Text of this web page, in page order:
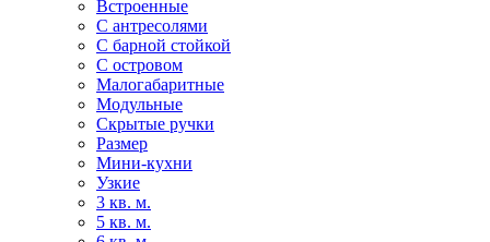
Встроенные
С антресолями
С барной стойкой
С островом
Малогабаритные
Модульные
Скрытые ручки
Размер
Мини-кухни
Узкие
3 кв. м.
5 кв. м.